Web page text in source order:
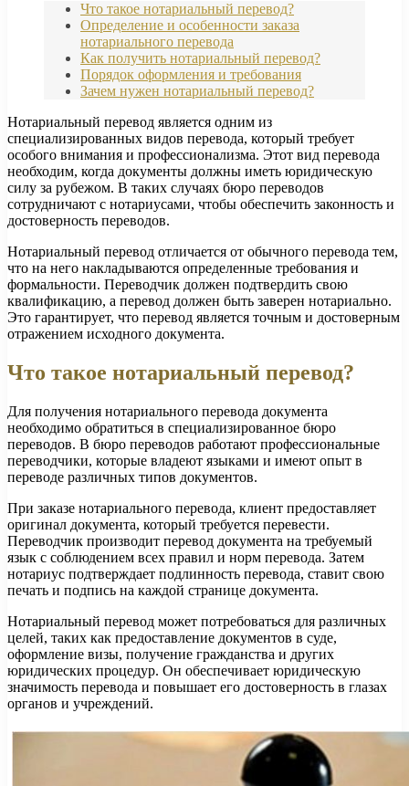
Что такое нотариальный перевод?
Определение и особенности заказа
нотариального перевода
Как получить нотариальный перевод?
Порядок оформления и требования
Зачем нужен нотариальный перевод?
Нотариальный перевод является одним из
специализированных видов перевода, который требует
особого внимания и профессионализма. Этот вид перевода
необходим, когда документы должны иметь юридическую
силу за рубежом. В таких случаях бюро переводов
сотрудничают с нотариусами, чтобы обеспечить законность и
достоверность переводов.
Нотариальный перевод отличается от обычного перевода тем,
что на него накладываются определенные требования и
формальности. Переводчик должен подтвердить свою
квалификацию, а перевод должен быть заверен нотариально.
Это гарантирует, что перевод является точным и достоверным
отражением исходного документа.
Что такое нотариальный перевод?
Для получения нотариального перевода документа
необходимо обратиться в специализированное бюро
переводов. В бюро переводов работают профессиональные
переводчики, которые владеют языками и имеют опыт в
переводе различных типов документов.
При заказе нотариального перевода, клиент предоставляет
оригинал документа, который требуется перевести.
Переводчик производит перевод документа на требуемый
язык с соблюдением всех правил и норм перевода. Затем
нотариус подтверждает подлинность перевода, ставит свою
печать и подпись на каждой странице документа.
Нотариальный перевод может потребоваться для различных
целей, таких как предоставление документов в суде,
оформление визы, получение гражданства и других
юридических процедур. Он обеспечивает юридическую
значимость перевода и повышает его достоверность в глазах
органов и учреждений.